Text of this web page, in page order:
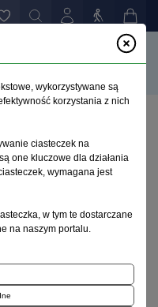
ochrony
psychiczne
leczniczych
1
wykorzystywane są
korzystania z nich
ciasteczek na
one kluczowe dla działania
wymagana jest
w tym te dostarczane
na naszym portalu.